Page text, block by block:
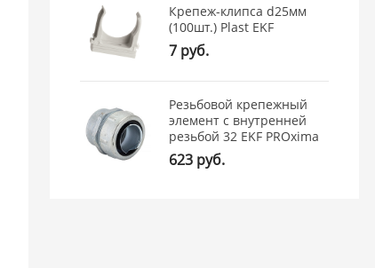
Крепеж-клипса d25мм
(100шт.) Plast EKF
7 руб.
Резьбовой крепежный
элемент с внутренней
резьбой 32 EKF PROxima
623 руб.